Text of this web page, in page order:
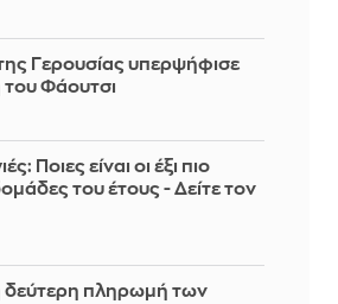
Γερουσίας υπερψήφισε
Φάουτσι
Ποιες είναι οι έξι πιο
του έτους - Δείτε τον
πληρωμή των